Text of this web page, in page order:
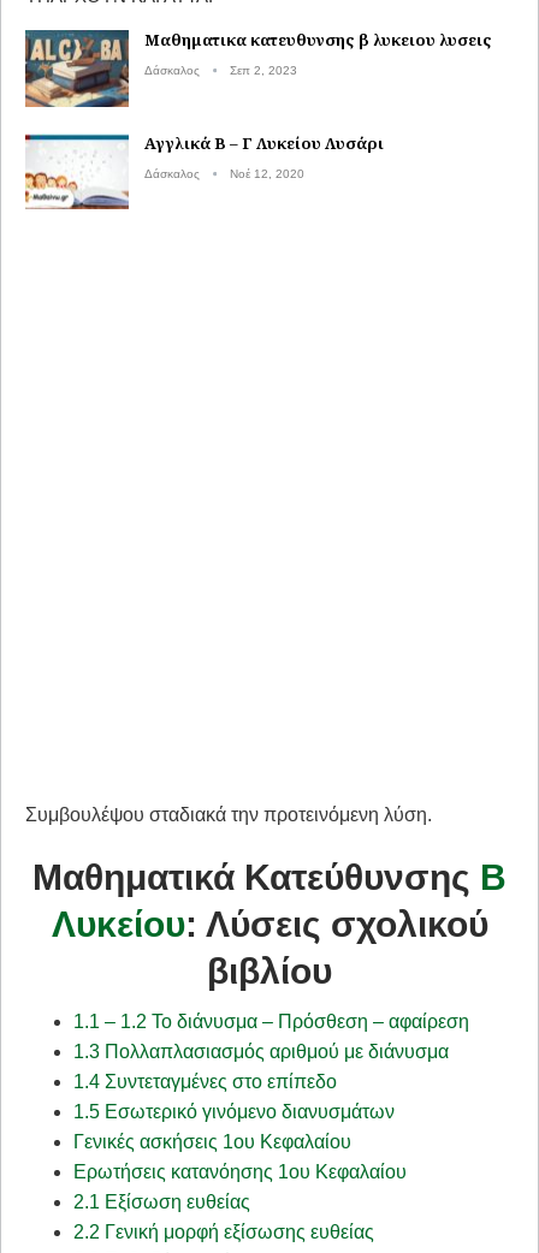
Μαθηματικα κατευθυνσης β λυκειου λυσεις
Δάσκαλος Σεπ 2, 2023
Αγγλικά Β – Γ Λυκείου Λυσάρι
Δάσκαλος Νοέ 12, 2020
Συμβουλέψου σταδιακά την προτεινόμενη λύση.
Μαθηματικά Κατεύθυνσης Β
Λυκείου: Λύσεις σχολικού
βιβλίου
1.1 – 1.2 Το διάνυσμα – Πρόσθεση – αφαίρεση
1.3 Πολλαπλασιασμός αριθμού με διάνυσμα
1.4 Συντεταγμένες στο επίπεδο
1.5 Εσωτερικό γινόμενο διανυσμάτων
Γενικές ασκήσεις 1ου Κεφαλαίου
Ερωτήσεις κατανόησης 1ου Κεφαλαίου
2.1 Εξίσωση ευθείας
2.2 Γενική μορφή εξίσωσης ευθείας